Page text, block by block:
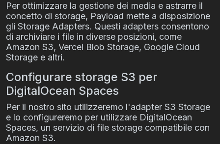
Per ottimizzare la gestione dei media e astrarre il
concetto di storage, Payload mette a disposizione
gli Storage Adapters. Questi adapters consentono
di archiviare i file in diverse posizioni, come
Amazon S3, Vercel Blob Storage, Google Cloud
Storage e altri.
Configurare storage S3 per
DigitalOcean Spaces
Per il nostro sito utilizzeremo l'adapter S3 Storage
e lo configureremo per utilizzare DigitalOcean
Spaces, un servizio di file storage compatibile con
Amazon S3.